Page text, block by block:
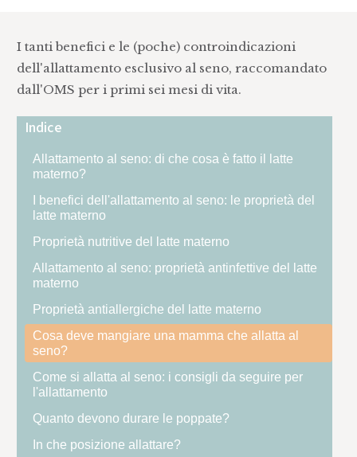
I tanti benefici e le (poche) controindicazioni
dell'allattamento esclusivo al seno, raccomandato
dall'OMS per i primi sei mesi di vita.
Indice
Allattamento al seno: di che cosa è fatto il latte
materno?
I benefici dell'allattamento al seno: le proprietà del
latte materno
Proprietà nutritive del latte materno
Allattamento al seno: proprietà antinfettive del latte
materno
Proprietà antiallergiche del latte materno
Cosa deve mangiare una mamma che allatta al
seno?
Come si allatta al seno: i consigli da seguire per
l'allattamento
Quanto devono durare le poppate?
In che posizione allattare?